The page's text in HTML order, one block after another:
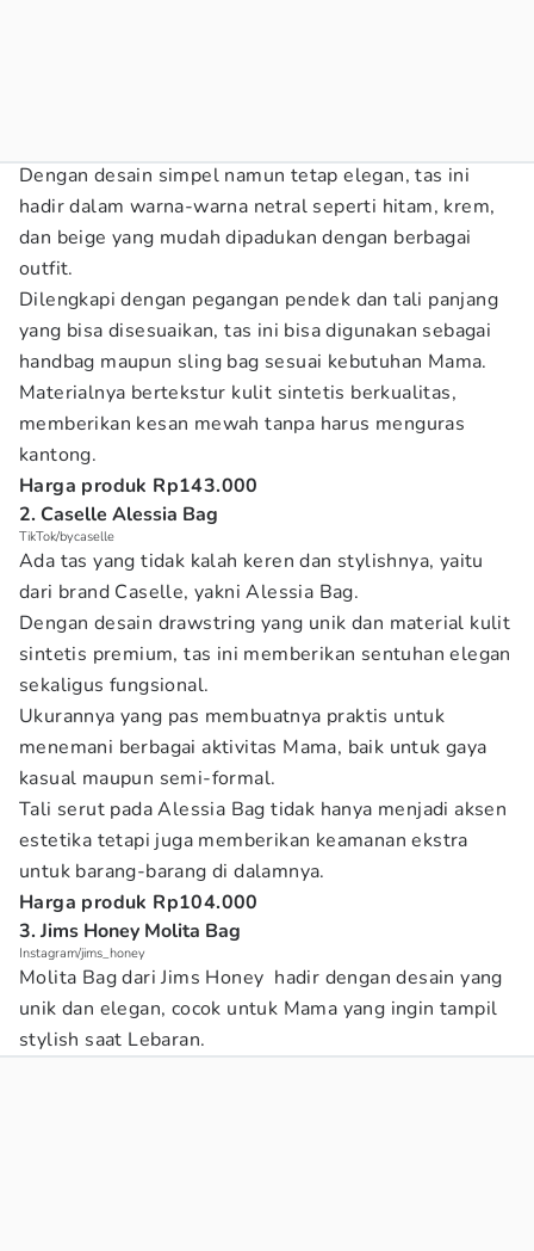
Dengan desain simpel namun tetap elegan, tas ini
hadir dalam warna-warna netral seperti hitam, krem,
dan beige yang mudah dipadukan dengan berbagai
outfit.
Dilengkapi dengan pegangan pendek dan tali panjang
yang bisa disesuaikan, tas ini bisa digunakan sebagai
handbag maupun sling bag sesuai kebutuhan Mama.
Materialnya bertekstur kulit sintetis berkualitas,
memberikan kesan mewah tanpa harus menguras
kantong.
Harga produk Rp143.000
2. Caselle Alessia Bag
TikTok/bycaselle
Ada tas yang tidak kalah keren dan stylishnya, yaitu
dari brand Caselle, yakni Alessia Bag.
Dengan desain drawstring yang unik dan material kulit
sintetis premium, tas ini memberikan sentuhan elegan
sekaligus fungsional.
Ukurannya yang pas membuatnya praktis untuk
menemani berbagai aktivitas Mama, baik untuk gaya
kasual maupun semi-formal.
Tali serut pada Alessia Bag tidak hanya menjadi aksen
estetika tetapi juga memberikan keamanan ekstra
untuk barang-barang di dalamnya.
Harga produk Rp104.000
3. Jims Honey Molita Bag
Instagram/jims_honey
Molita Bag dari Jims Honey hadir dengan desain yang
unik dan elegan, cocok untuk Mama yang ingin tampil
stylish saat Lebaran.